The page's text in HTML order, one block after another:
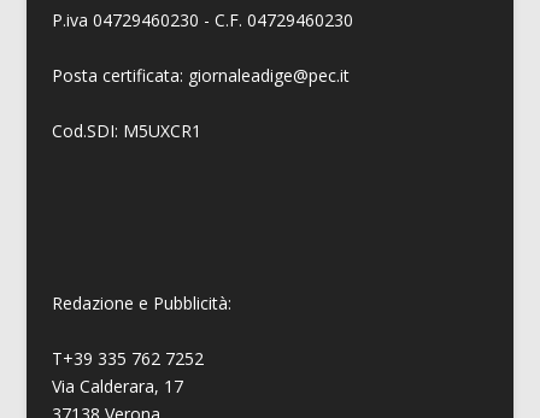
P.iva 04729460230 - C.F. 04729460230
Posta certificata: giornaleadige@pec.it
Cod.SDI: M5UXCR1
Redazione e Pubblicità:
T+39 335 762 7252
Via Calderara, 17